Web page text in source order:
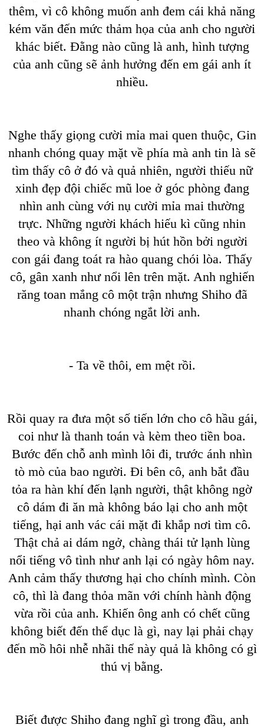
thêm, vì cô không muốn anh đem cái khả năng
kém văn đến mức thảm họa của anh cho người
khác biết. Đằng nào cũng là anh, hình tượng
của anh cũng sẽ ảnh hưởng đến em gái anh ít
nhiều.
Nghe thấy giọng cười mỉa mai quen thuộc, Gin
nhanh chóng quay mặt về phía mà anh tin là sẽ
tìm thấy cô ở đó và quả nhiên, người thiếu nữ
xinh đẹp đội chiếc mũ loe ở góc phòng đang
nhìn anh cùng với nụ cười mỉa mai thường
trực. Những người khách hiếu kì cũng nhin
theo và không ít người bị hút hồn bởi người
con gái đang toát ra hào quang chói lòa. Thấy
cô, gân xanh như nổi lên trên mặt. Anh nghiến
răng toan mắng cô một trận nhưng Shiho đã
nhanh chóng ngắt lời anh.
- Ta về thôi, em mệt rồi.
Rồi quay ra đưa một số tiến lớn cho cô hầu gái,
coi như là thanh toán và kèm theo tiền boa.
Bước đến chỗ anh mình lôi đi, trước ánh nhìn
tò mò của bao người. Đi bên cô, anh bắt đầu
tỏa ra hàn khí đến lạnh người, thật không ngờ
cô dám đi ăn mà không báo lại cho anh một
tiếng, hại anh vác cái mặt đi khắp nơi tìm cô.
Thật chả ai dám ngở, chàng thái tử lạnh lùng
nổi tiếng vô tình như anh lại có ngày hôm nay.
Anh cảm thấy thương hại cho chính mình. Còn
cô, thì là đang thỏa mãn với chính hành động
vừa rồi của anh. Khiến ông anh có chết cũng
không biết đến thể dục là gì, nay lại phải chạy
đến mồ hôi nhễ nhãi thế này quả là không có gì
thú vị bằng.
Biết được Shiho đang nghĩ gì trong đầu, anh